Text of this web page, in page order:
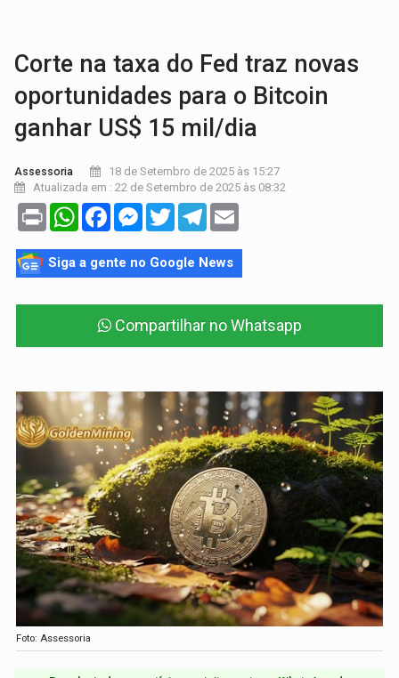
Corte na taxa do Fed traz novas
oportunidades para o Bitcoin
ganhar US$ 15 mil/dia
Assessoria
18 de Setembro de 2025 às 15:27
Atualizada em : 22 de Setembro de 2025 às 08:32
Print WhatsAppFacebookMessenger
TwitterTelegram
Siga a gente no Google News
Compartilhar no Whatsapp
Foto: Assessoria